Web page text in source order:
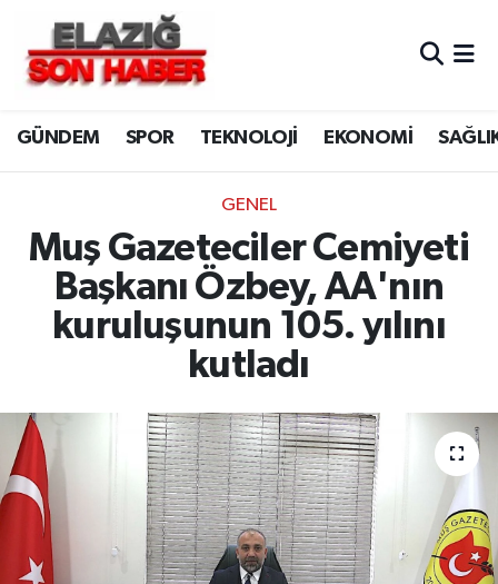
GÜNDEM SPOR TEKNOLOJİ EKONOMİ
GENEL
Muş Gazeteciler Cemiyeti
Başkanı Özbey, AA'nın
kuruluşunun 105. yılını
kutladı
CANLI YAYIN
ASAYİŞ
BİLİM VE TEKNOLOJİ
DÜNYA
EĞİTİM
GÜNDEM
Merkez Hava Durumu
Merkez Trafik Yoğunluk Haritası
Süper Lig Puan Durumu ve Fikstür
Tüm Manşetler
Son Dakika Haberleri